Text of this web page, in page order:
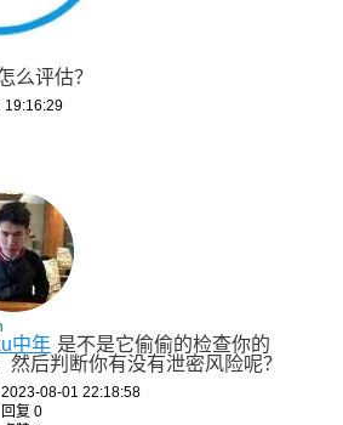
么评估？
19:16:29
中年 是不是它偷偷的检查你的
然后判断你有没有泄密风险呢？
2023-08-01 22:18:58
回复 0